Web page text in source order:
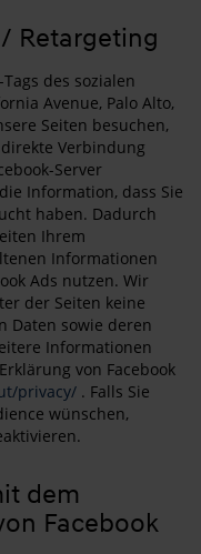
Retargeting
des sozialen
Avenue, Palo Alto,
Seiten besuchen,
Verbindung
Server
Information, dass Sie
haben. Dadurch
Ihrem
Informationen
Ads nutzen. Wir
der Seiten keine
Daten sowie deren
Informationen
von Facebook
privacy/ . Falls Sie
wünschen,
dem
Facebook